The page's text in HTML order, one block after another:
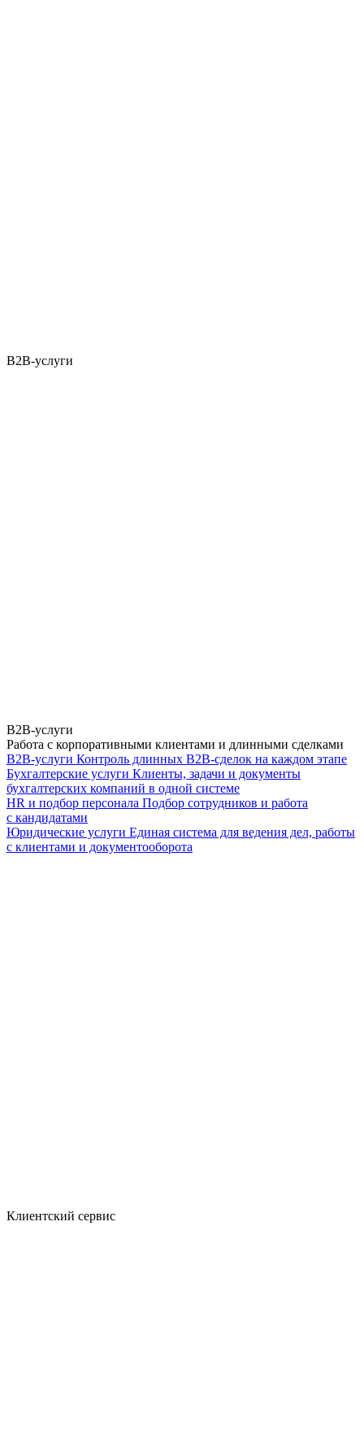
B2B-услуги
B2B-услуги
Работа с корпоративными клиентами и длинными сделками
B2B-услуги Контроль длинных B2B-сделок на каждом этапе
Бухгалтерские услуги Клиенты, задачи и документы
бухгалтерских компаний в одной системе
HR и подбор персонала Подбор сотрудников и работа
с кандидатами
Юридические услуги Единая система для ведения дел, работы
с клиентами и документооборота
Клиентский сервис